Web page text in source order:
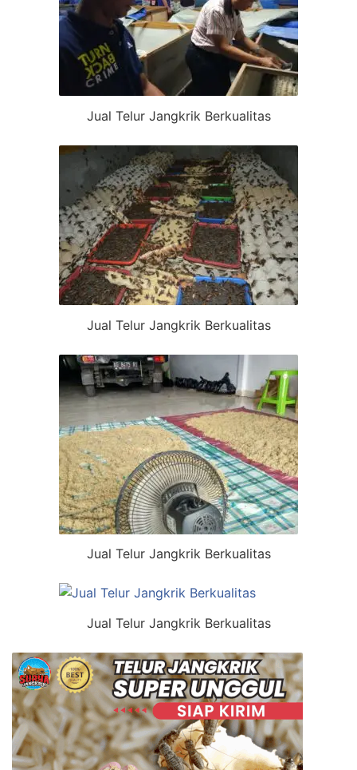
Jual Telur Jangkrik Berkualitas
Jual Telur Jangkrik Berkualitas
Jual Telur Jangkrik Berkualitas
Jual Telur Jangkrik Berkualitas